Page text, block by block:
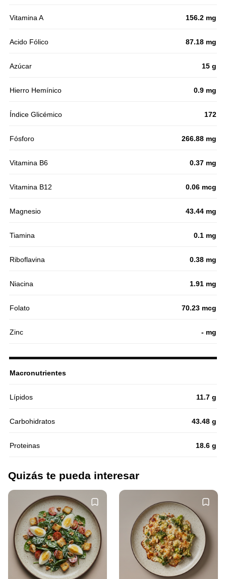
Vitamina A 156.2 mg
Acido Fólico 87.18 mg
Azúcar 15 g
Hierro Hemínico 0.9 mg
Índice Glicémico 172
Fósforo 266.88 mg
Vitamina B6 0.37 mg
Vitamina B12 0.06 mcg
Magnesio 43.44 mg
Tiamina 0.1 mg
Riboflavina 0.38 mg
Niacina 1.91 mg
Folato 70.23 mcg
Zinc - mg
Macronutrientes
Lípidos 11.7 g
Carbohidratos 43.48 g
Proteinas 18.6 g
Quizás te pueda interesar